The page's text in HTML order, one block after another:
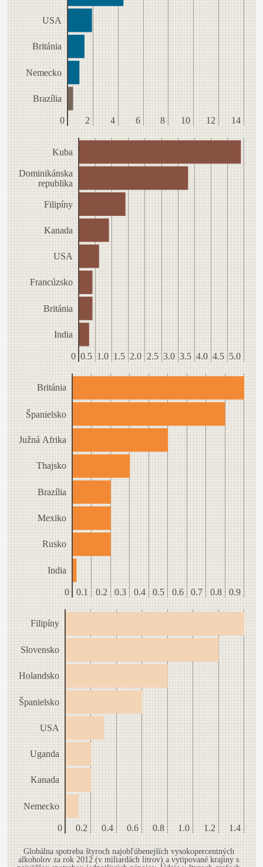
USA
Británia
Nemecko
Brazília
0 2 4 6 8 10 12 14
Kuba
Dominikánska
republika
Filipíny
Kanada
USA
Francúzsko
Británia
India
0 0.5 1.0 1.5 2.0 2.5 3.0 3.5 4.0 4.5 5.0
Británia
Španielsko
Južná Afrika
Thajsko
Brazília
Mexiko
Rusko
India
0 0.1 0.2 0.3 0.4 0.5 0.6 0.7 0.8 0.9
Filipíny
Slovensko
Holandsko
Španielsko
USA
Uganda
Kanada
Nemecko
0 0.2 0.4 0.6 0.8 1.0 1.2 1.4
Globálna spotreba štyroch najobľúbenejších vysokopercentných
alkoholov za rok 2012 (v miliardách litrov) a vytipované krajiny s